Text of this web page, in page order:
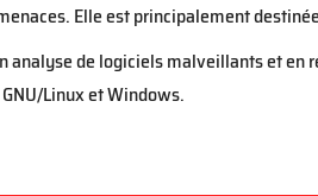
Elle est principalement
analyse de logiciels malveillants et en
Linux et Windows.